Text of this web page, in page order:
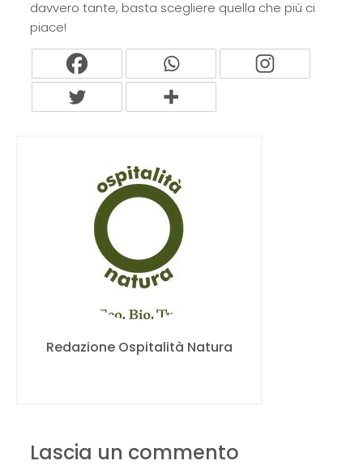
davvero tante, basta scegliere quella che più ci
piace!
Lascia un commento
Redazione Ospitalità Natura